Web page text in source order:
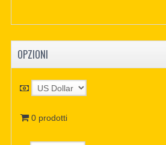
OPZIONI
0 prodotti